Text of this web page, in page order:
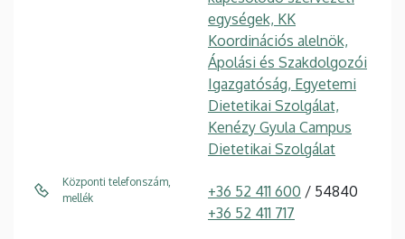
egységek, KK
Koordinációs alelnök,
Ápolási és Szakdolgozói
Igazgatóság, Egyetemi
Dietetikai Szolgálat,
Kenézy Gyula Campus
Dietetikai Szolgálat
Központi telefonszám,
mellék
+36 52 411 600 / 54840
+36 52 411 717